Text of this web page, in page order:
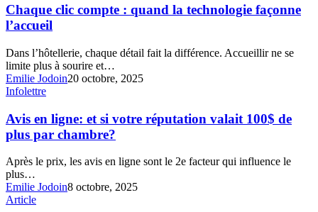
2027
compte
:
quand
technologie
façonne
l’accueil
Chaque clic compte : quand la technologie façonne
l’accueil
Dans l’hôtellerie, chaque détail fait la différence. Accueillir ne se
limite plus à sourire et…
Emilie Jodoin20 octobre, 2025
Avis
ligne:
et
si
votre
réputation
valait
100$
de
Infolettre
Avis en ligne: et si votre réputation valait 100$ de
plus par chambre?
Après le prix, les avis en ligne sont le 2e facteur qui influence le
plus…
Emilie Jodoin8 octobre, 2025
Québec
Article